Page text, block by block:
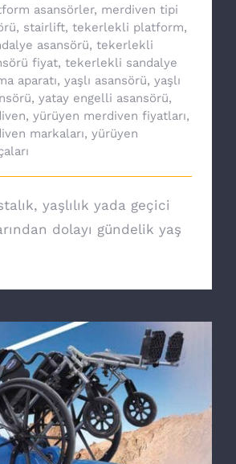
asansörler, merdiven tipi
, stairlift, tekerlekli platform,
asansörü, tekerlekli
fiyat, tekerlekli sandalye
aparatı, yaşlı asansörü, yaşlı
, yatay engelli asansörü,
, yürüyen merdiven fiyatları,
markaları, yürüyen
yaşlılık yada geçici
dolayı gündelik yaş
Merdiven Tırmanıcı